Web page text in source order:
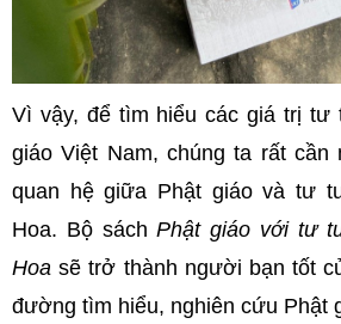
Vì vậy, để tìm hiểu các giá trị tư
giáo Việt Nam, chúng ta rất cần
quan hệ giữa Phật giáo và tư
Hoa. Bộ sáchPhật giáo với tư
Hoa sẽ trở thành người bạn tốt
đường tìm hiểu, nghiên cứu Phật